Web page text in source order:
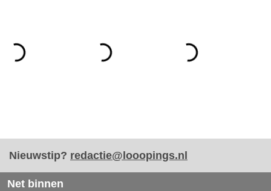
Nieuwstip? redactie@looopings.nl
Net binnen